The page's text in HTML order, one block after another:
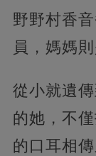
野野村香
員，媽媽
從小就遺
的她，不
的口耳相